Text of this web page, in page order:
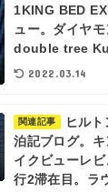
1KING BED
ュー。ダイヤ
double tree
2022.03.14
関連記事
ヒル
泊記ブログ。
イクビューレ
行2滞在目。ラ